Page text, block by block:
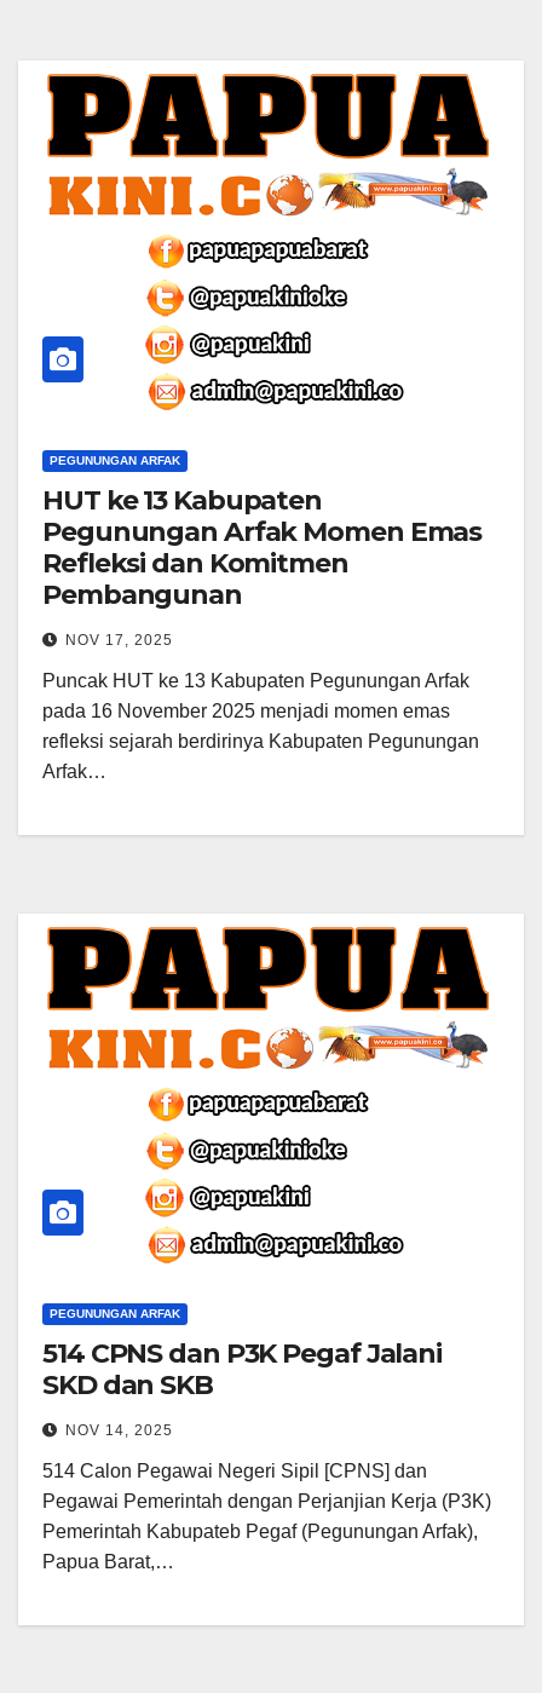
PEGUNUNGAN ARFAK
HUT ke 13 Kabupaten
Pegunungan Arfak Momen Emas
Refleksi dan Komitmen
Pembangunan
NOV 17, 2025
Puncak HUT ke 13 Kabupaten Pegunungan Arfak
pada 16 November 2025 menjadi momen emas
refleksi sejarah berdirinya Kabupaten Pegunungan
Arfak…
PEGUNUNGAN ARFAK
514 CPNS dan P3K Pegaf Jalani
SKD dan SKB
NOV 14, 2025
514 Calon Pegawai Negeri Sipil [CPNS] dan
Pegawai Pemerintah dengan Perjanjian Kerja (P3K)
Pemerintah Kabupateb Pegaf (Pegunungan Arfak),
Papua Barat,…